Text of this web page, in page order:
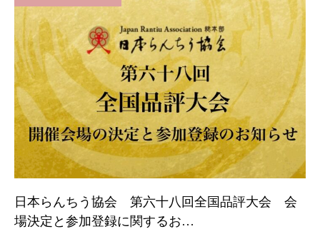
日本らんちう協会 第六十八回全国品評大会 会
場決定と参加登録に関するお…